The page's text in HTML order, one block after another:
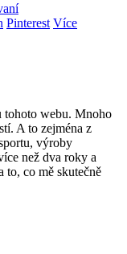
Pinterest Více
tohoto webu. Mnoho
A to zejména z
výroby
než dva roky a
to, co mě skutečně